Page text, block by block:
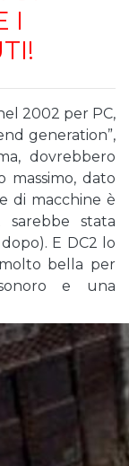
I
2002 per PC,
generation”,
dovrebbero
massimo, dato
di macchine è
stata
E DC2 lo
bella per
e una